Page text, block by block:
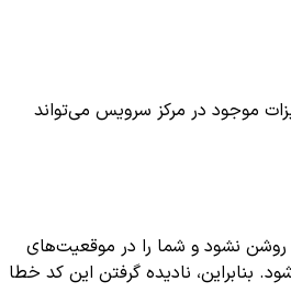
موجود در مرکز سرویس می‌تواند
روشن نشود و شما را در موقعیت‌های
بنابراین، نادیده گرفتن این کد خطا